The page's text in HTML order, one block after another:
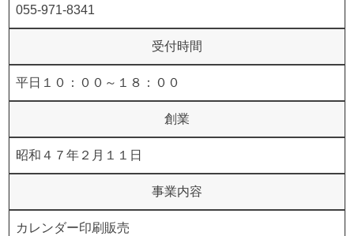
055-971-8341
受付時間
平日１０：００～１８：００
創業
昭和４７年２月１１日
事業内容
カレンダー印刷販売